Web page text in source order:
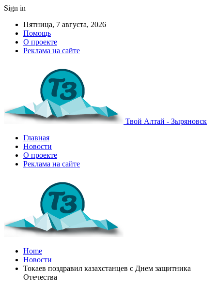
Sign in
Пятница, 7 августа, 2026
Помощь
О проекте
Реклама на сайте
Твой Алтай - Зыряновск
Главная
Новости
О проекте
Реклама на сайте
Home
Новости
Токаев поздравил казахстанцев с Днем защитника
Отечества